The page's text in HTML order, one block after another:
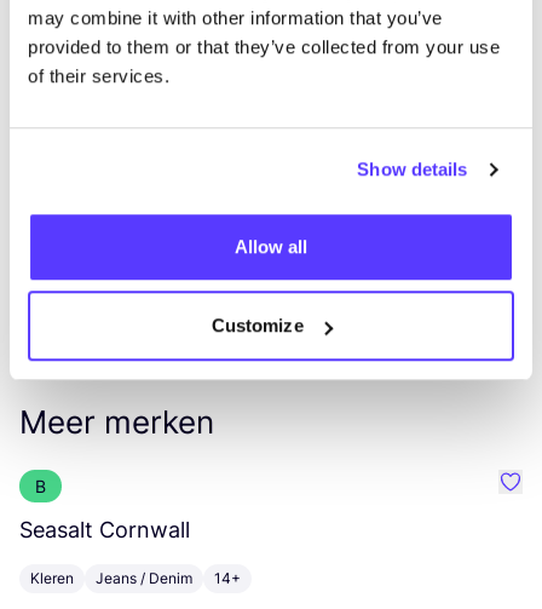
may combine it with other information that you’ve
provided to them or that they’ve collected from your use
of their services.
Show details
Allow all
Customize
List Map
Meer merken
B
Seasalt Cornwall
Kleren Jeans / Denim 14+